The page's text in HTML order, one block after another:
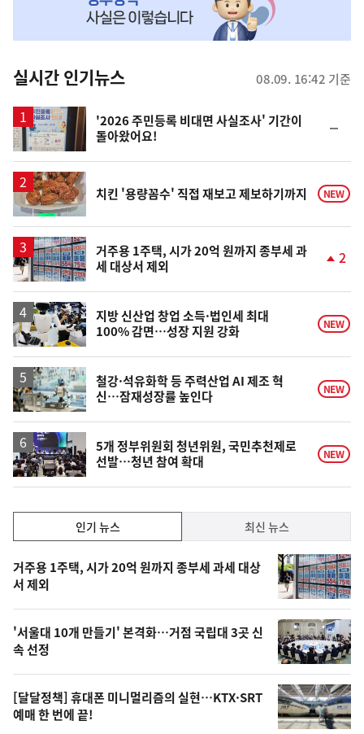
뉴
스
실시간 인기뉴스 08.09. 16:42 기준
'2026 주민등록 비대면 사실조사' 기간이
돌아왔어요!
일
치킨 '용량꼼수' 직접 재보고 제보하기까지 NEW
거주용 1주택, 시가 20억 원까지 종부세 과
세 대상서 제외
상
승
2
지방 신산업 창업 소득·법인세 최대
100% 감면…성장 지원 강화
NEW
철강·석유화학 등 주력산업 AI 제조 혁
신…잠재성장률 높인다
NEW
5개 정부위원회 청년위원, 국민추천제로
선발…청년 참여 확대
NEW
기,
최
신,
오
늘
의
영
상
인기 뉴스 최신 뉴스
인
기
뉴
스
거주용 1주택, 시가 20억 원까지 종부세 과세 대상
서 제외
'서울대 10개 만들기' 본격화…거점 국립대 3곳 신
속 선정
[달달정책] 휴대폰 미니멀리즘의 실현…KTX·SRT
예매 한 번에 끝!